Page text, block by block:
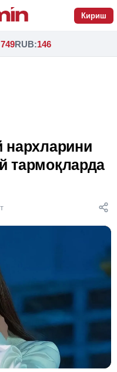
Кириш
RUB:146
нархларини
тармоқларда